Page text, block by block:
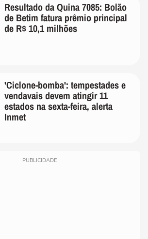
Resultado da Quina 7085: Bolão
de Betim fatura prêmio principal
de R$ 10,1 milhões
'Ciclone-bomba': tempestades e
vendavais devem atingir 11
estados na sexta-feira, alerta
Inmet
PUBLICIDADE